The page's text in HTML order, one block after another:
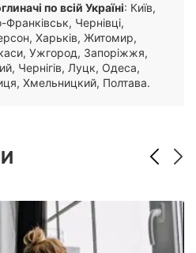
по всій Україні: Київ,
Франківськ, Чернівці,
Харьків, Житомир,
Ужгород, Запоріжжя,
Чернігів, Луцк, Одеса,
Хмельницкий, Полтава.